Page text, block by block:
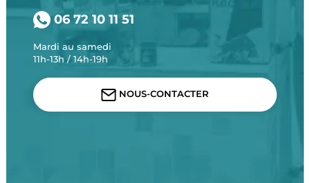
06 72 10 11 51
Mardi au samedi
11h-13h / 14h-19h
NOUS-CONTACTER